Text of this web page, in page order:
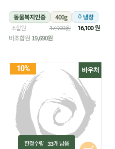
동물복지인증 400g 냉장
조합원 17,900원 16,100원
비조합원 19,690원
바우처
10%
한정수량 33개 남음